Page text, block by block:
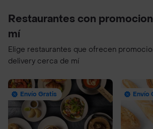
Restaurantes con
mí
Elige restaurantes que ofrecen
delivery cerca de mí
Envío Gratis Envío